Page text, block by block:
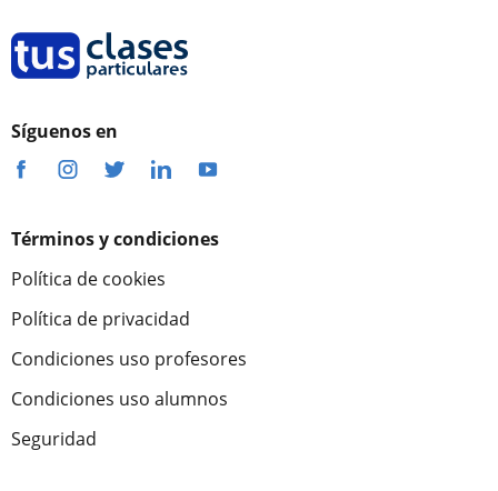
Síguenos en
Términos y condiciones
Política de cookies
Política de privacidad
Condiciones uso profesores
Condiciones uso alumnos
Seguridad